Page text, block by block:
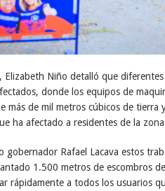
Elizabeth Niño detalló que
donde los equipos de
más de mil metros cúbicos de tierra
ha afectado a residentes de la
gobernador Rafael Lacava estos
1.500 metros de escombros
rápidamente a todos los usuarios